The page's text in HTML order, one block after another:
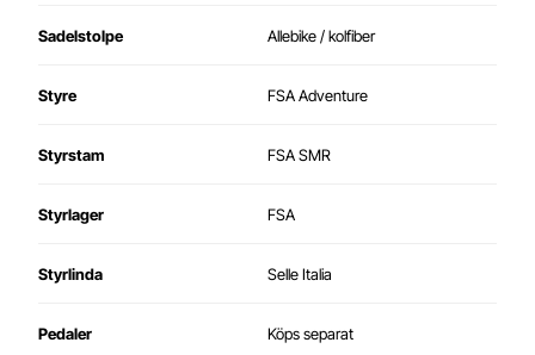
Sadelstolpe Allebike / kolfiber
Styre FSA Adventure
Styrstam FSA SMR
Styrlager FSA
Styrlinda Selle Italia
Pedaler Köps separat